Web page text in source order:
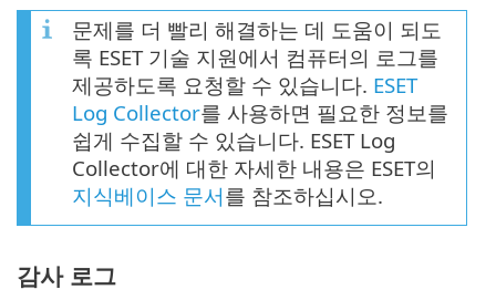
문제를 더 빨리 해결하는 데 도움이 되도
록 ESET 기술 지원에서 컴퓨터의 로그를
제공하도록 요청할 수 있습니다. ESET
Log Collector를 사용하면 필요한 정보를
쉽게 수집할 수 있습니다. ESET Log
Collector에 대한 자세한 내용은 ESET의
지식베이스 문서를 참조하십시오.
감사 로그